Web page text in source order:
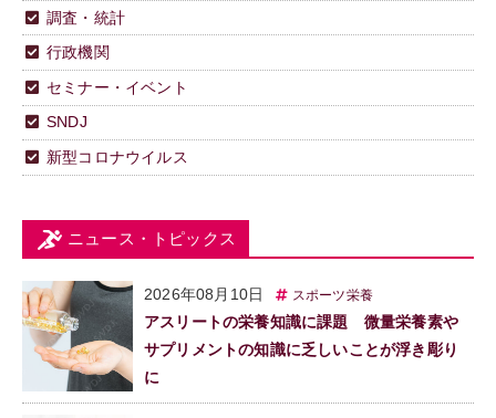
調査・統計
行政機関
セミナー・イベント
SNDJ
新型コロナウイルス
ニュース・トピックス
2026年08月10日 スポーツ栄養
アスリートの栄養知識に課題 微量栄養素や
サプリメントの知識に乏しいことが浮き彫り
に